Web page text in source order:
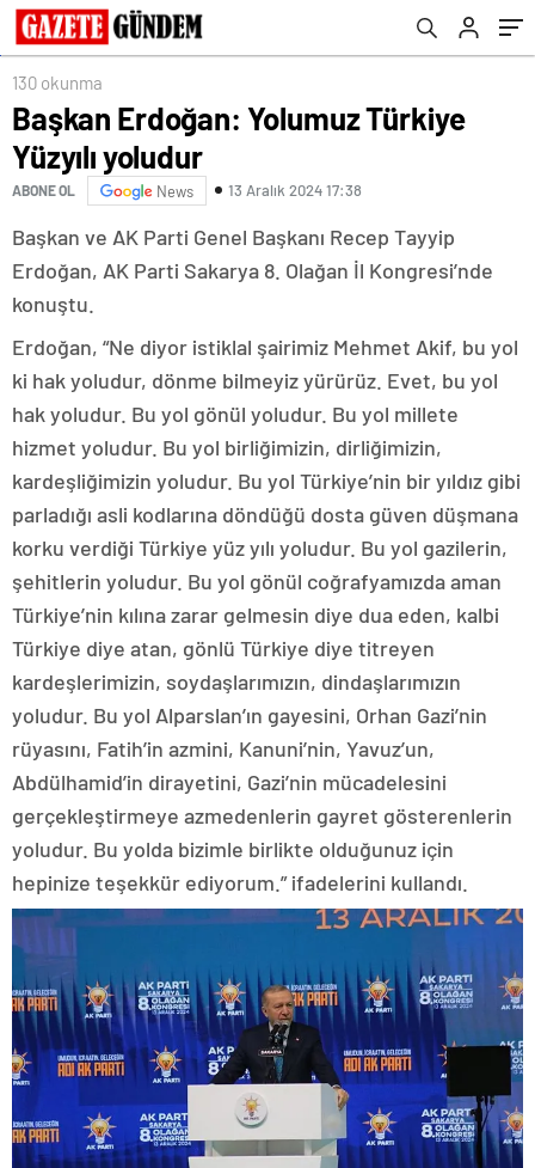
130 okunma
Başkan Erdoğan: Yolumuz Türkiye
Yüzyılı yoludur
ABONE OL News 13 Aralık 2024 17:38
Başkan ve AK Parti Genel Başkanı Recep Tayyip
Erdoğan, AK Parti Sakarya 8. Olağan İl Kongresi’nde
konuştu.
Erdoğan, “Ne diyor istiklal şairimiz Mehmet Akif, bu yol
ki hak yoludur, dönme bilmeyiz yürürüz. Evet, bu yol
hak yoludur. Bu yol gönül yoludur. Bu yol millete
hizmet yoludur. Bu yol birliğimizin, dirliğimizin,
kardeşliğimizin yoludur. Bu yol Türkiye’nin bir yıldız gibi
parladığı asli kodlarına döndüğü dosta güven düşmana
korku verdiği Türkiye yüz yılı yoludur. Bu yol gazilerin,
şehitlerin yoludur. Bu yol gönül coğrafyamızda aman
Türkiye’nin kılına zarar gelmesin diye dua eden, kalbi
Türkiye diye atan, gönlü Türkiye diye titreyen
kardeşlerimizin, soydaşlarımızın, dindaşlarımızın
yoludur. Bu yol Alparslan’ın gayesini, Orhan Gazi’nin
rüyasını, Fatih’in azmini, Kanuni’nin, Yavuz’un,
Abdülhamid’in dirayetini, Gazi’nin mücadelesini
gerçekleştirmeye azmedenlerin gayret gösterenlerin
yoludur. Bu yolda bizimle birlikte olduğunuz için
hepinize teşekkür ediyorum.” ifadelerini kullandı.